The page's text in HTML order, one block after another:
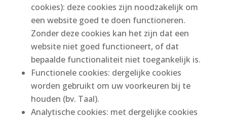
cookies): deze cookies zijn noodzakelijk om
een website goed te doen functioneren.
Zonder deze cookies kan het zijn dat een
website niet goed functioneert, of dat
bepaalde functionaliteit niet toegankelijk is.
Functionele cookies: dergelijke cookies
worden gebruikt om uw voorkeuren bij te
houden (bv. Taal).
Analytische cookies: met dergelijke cookies